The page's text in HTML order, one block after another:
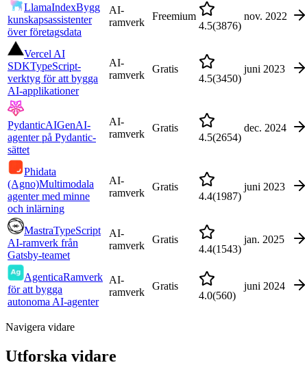
LlamaIndexBygg
kunskapsassistenter
över företagsdata
AI-
ramverk
Freemium
4.5(3876)
nov. 2022
Vercel AI
SDKTypeScript-
verktyg för att bygga
AI-applikationer
AI-
ramverk
Gratis
4.5(3450)
juni 2023
PydanticAIGenAI-
agenter på Pydantic-
sättet
AI-
ramverk
Gratis
4.5(2654)
dec. 2024
Phidata
(Agno)Multimodala
agenter med minne
och inlärning
AI-
ramverk
Gratis
4.4(1987)
juni 2023
MastraTypeScript
AI-ramverk från
Gatsby-teamet
AI-
ramverk
Gratis
4.4(1543)
jan. 2025
AgenticaRamverk
för att bygga
autonoma AI-agenter
AI-
ramverk
Gratis
4.0(560)
juni 2024
Navigera vidare
Utforska vidare